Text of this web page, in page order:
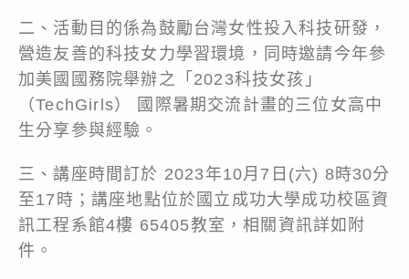
二、活動目的係為鼓勵台灣女性投入科技研發，
營造友善的科技女力學習環境，同時邀請今年參
加美國國務院舉辦之「2023科技女孩」
（TechGirls） 國際暑期交流計畫的三位女高中
生分享參與經驗。
三、講座時間訂於 2023年10月7日(六) 8時30分
至17時；講座地點位於國立成功大學成功校區資
訊工程系館4樓 65405教室，相關資訊詳如附
件。